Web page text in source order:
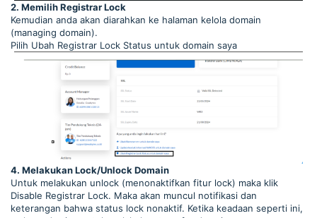
2. Memilih Registrar Lock
Kemudian anda akan diarahkan ke halaman kelola domain
(managing domain).
Pilih Ubah Registrar Lock Status untuk domain saya
4. Melakukan Lock/Unlock Domain
Untuk melakukan unlock (menonaktifkan fitur lock) maka klik
Disable Registrar Lock. Maka akan muncul notifikasi dan
keterangan bahwa status lock nonaktif. Ketika keadaan seperti ini,